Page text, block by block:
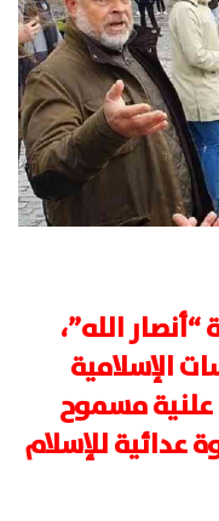
الله”،
الإسلامية
علنية مسموح
عدائية للإسلام